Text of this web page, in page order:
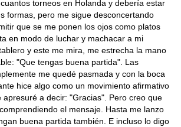
torneos en Holanda y debería estar
formas, pero me sigue desconcertando
que se me ponen los ojos como platos
en modo de luchar y machacar a mi
y este me mira, me estrecha la mano
"Que tengas buena partida". Las
me quedé pasmada y con la boca
hice algo como un movimiento afirmativo
apresuré a decir: "Gracias". Pero creo que
el mensaje. Hasta me lanzo
buena partida también. E incluso lo digo